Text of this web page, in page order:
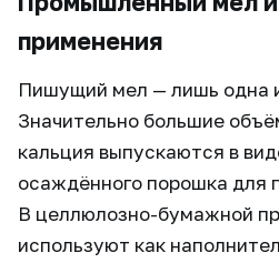
применения
Пишущий мел — лишь одна
Значительно большие
кальция выпускаются в
осаждённого порошка
В целлюлозно-бумажной
используют как